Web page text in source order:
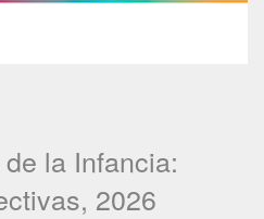
la Infancia:
2026